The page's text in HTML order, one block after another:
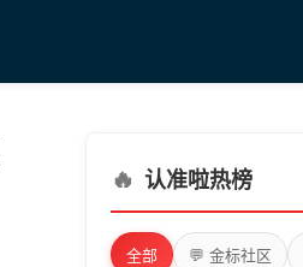
🔥 认准啦热榜
全部 💬 金标社区